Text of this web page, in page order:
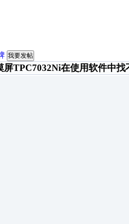
我要发帖
屏TPC7032Ni在使用软件中